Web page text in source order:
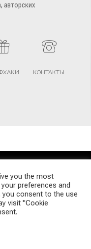
авторских
КОНТАКТЫ
POLICY SITEMAP
by TagDiv
you the most
preferences and
you consent to the use
visit "Cookie